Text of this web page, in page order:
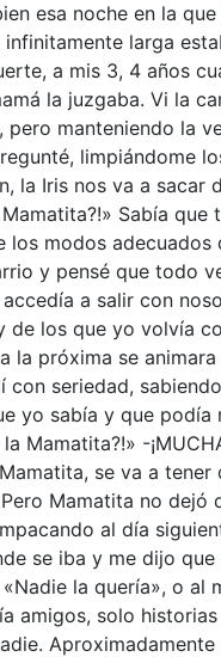
esa noche en la
larga
a mis 3, 4 años
la juzgaba. Vi la
pero manteniendo la
limpiándome
la Iris nos va a sacar
Sabía que
los modos
y pensé que todo
accedía a salir con
de los que yo volvía
la próxima se
con seriedad,
yo sabía y que podía
Mamatita?!» -
se va a tener
Mamatita no
al día
se iba y me dijo
la quería», o al
amigos, solo